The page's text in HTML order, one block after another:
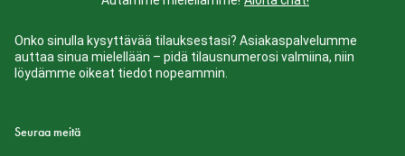
Onko sinulla kysyttävää tilauksestasi? Asiakaspalvelumme
auttaa sinua mielellään – pidä tilausnumerosi valmiina, niin
löydämme oikeat tiedot nopeammin.
Seuraa meitä